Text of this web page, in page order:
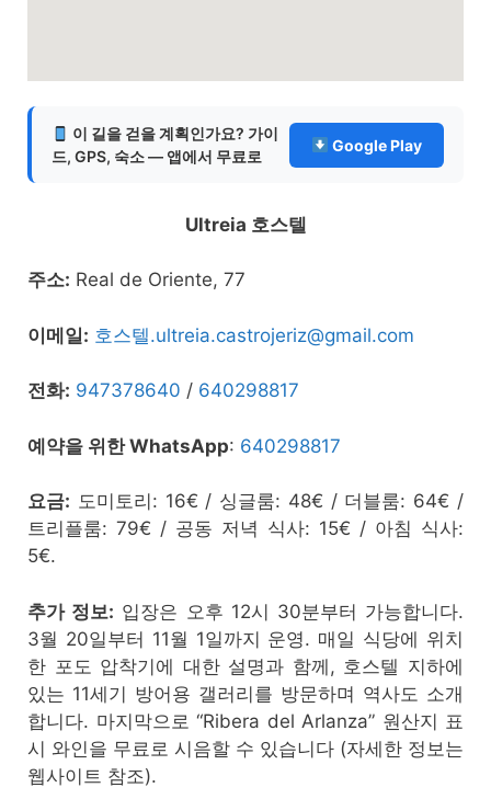
이 길을 걷을 계획인가요? 가이
드, GPS, 숙소 — 앱에서 무료로
Google Play
Ultreia 호스텔
주소: Real de Oriente, 77
이메일: 호스텔.ultreia.castrojeriz@gmail.com
전화: 947378640 / 640298817
예약을 위한 WhatsApp: 640298817
요금: 도미토리: 16€ / 싱글룸: 48€ / 더블룸: 64€ /
트리플룸: 79€ / 공동 저녁 식사: 15€ / 아침 식사:
5€.
추가 정보: 입장은 오후 12시 30분부터 가능합니다.
3월 20일부터 11월 1일까지 운영. 매일 식당에 위치
한 포도 압착기에 대한 설명과 함께, 호스텔 지하에
있는 11세기 방어용 갤러리를 방문하며 역사도 소개
합니다. 마지막으로 “Ribera del Arlanza” 원산지 표
시 와인을 무료로 시음할 수 있습니다 (자세한 정보는
웹사이트 참조).